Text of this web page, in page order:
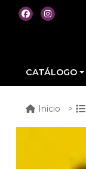
CATÁLOGO
Inicio